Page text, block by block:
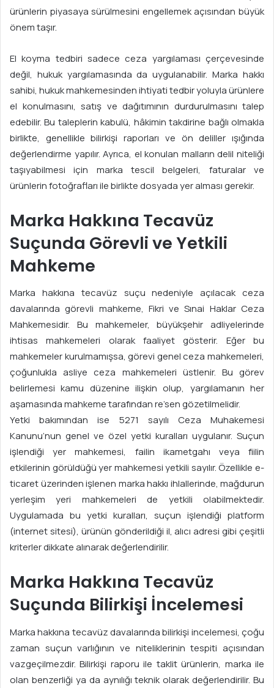
ürünlerin piyasaya sürülmesini engellemek açısından büyük
önem taşır.
El koyma tedbiri sadece ceza yargılaması çerçevesinde
değil, hukuk yargılamasında da uygulanabilir. Marka hakkı
sahibi, hukuk mahkemesinden ihtiyati tedbir yoluyla ürünlere
el konulmasını, satış ve dağıtımının durdurulmasını talep
edebilir. Bu taleplerin kabulü, hâkimin takdirine bağlı olmakla
birlikte, genellikle bilirkişi raporları ve ön deliller ışığında
değerlendirme yapılır. Ayrıca, el konulan malların delil niteliği
taşıyabilmesi için marka tescil belgeleri, faturalar ve
ürünlerin fotoğrafları ile birlikte dosyada yer alması gerekir.
Marka Hakkına Tecavüz
Suçunda Görevli ve Yetkili
Mahkeme
Marka hakkına tecavüz suçu nedeniyle açılacak ceza
davalarında görevli mahkeme, Fikri ve Sınai Haklar Ceza
Mahkemesidir. Bu mahkemeler, büyükşehir adliyelerinde
ihtisas mahkemeleri olarak faaliyet gösterir. Eğer bu
mahkemeler kurulmamışsa, görevi genel ceza mahkemeleri,
çoğunlukla asliye ceza mahkemeleri üstlenir. Bu görev
belirlemesi kamu düzenine ilişkin olup, yargılamanın her
aşamasında mahkeme tarafından re’sen gözetilmelidir.
Yetki bakımından ise 5271 sayılı Ceza Muhakemesi
Kanunu’nun genel ve özel yetki kuralları uygulanır. Suçun
işlendiği yer mahkemesi, failin ikametgahı veya fiilin
etkilerinin görüldüğü yer mahkemesi yetkili sayılır. Özellikle e-
ticaret üzerinden işlenen marka hakkı ihlallerinde, mağdurun
yerleşim yeri mahkemeleri de yetkili olabilmektedir.
Uygulamada bu yetki kuralları, suçun işlendiği platform
(internet sitesi), ürünün gönderildiği il, alıcı adresi gibi çeşitli
kriterler dikkate alınarak değerlendirilir.
Marka Hakkına Tecavüz
Suçunda Bilirkişi İncelemesi
Marka hakkına tecavüz davalarında bilirkişi incelemesi, çoğu
zaman suçun varlığının ve niteliklerinin tespiti açısından
vazgeçilmezdir. Bilirkişi raporu ile taklit ürünlerin, marka ile
olan benzerliği ya da aynılığı teknik olarak değerlendirilir. Bu